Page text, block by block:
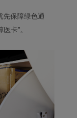
先保障绿色通
卡”。